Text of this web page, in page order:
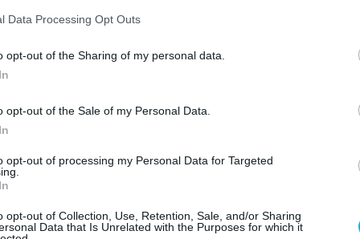
Data Processing Opt Outs
opt-out of the Sharing of my personal data.
opt-out of the Sale of my Personal Data.
opt-out of processing my Personal Data for Targeted
opt-out of Collection, Use, Retention, Sale, and/or Sharing
Data that Is Unrelated with the Purposes for which it
του 1994 και τον Νοέμβριο του 1995. Η
Σημαίας έλαβε χώρα στις 16 Μαρτίου
ΗΠΑ .
μήκος 57 μέτρα , εκτόπισμα 959 τόνων ,
1600 ίππων και αναπτύσσουν
οι 5 είναι αξιωματικοί. Το Πολεμικό
έχει ναυπηγήσει 12 τέτοια πλοία. Το πρώτο
το Μάρτιο του 1991 και ονομάσθηκε